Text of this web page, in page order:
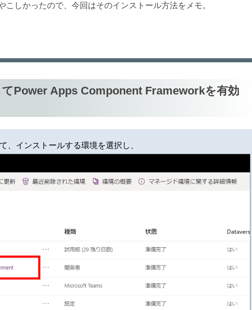
しかったので、今回はそのインストール方法をメモ。
Power Apps Component Frameworkを有効
、インストールする環境を選択し、